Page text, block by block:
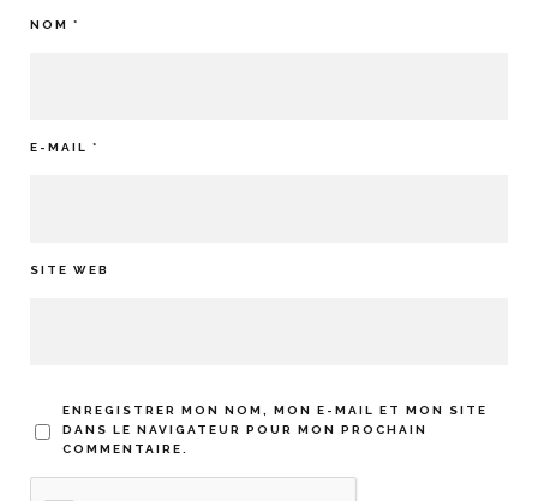
NOM *
E-MAIL *
SITE WEB
ENREGISTRER MON NOM, MON E-MAIL ET MON SITE
DANS LE NAVIGATEUR POUR MON PROCHAIN
COMMENTAIRE.